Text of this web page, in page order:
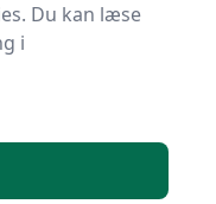
15
På Kulturnet
Du kan læse
i